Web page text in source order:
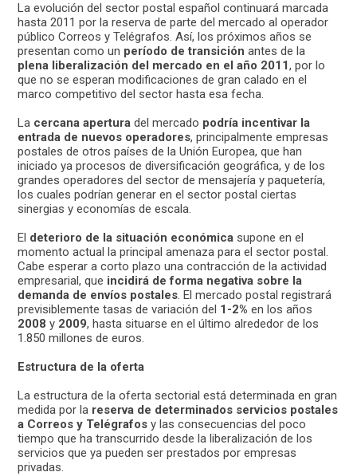
La evolución del sector postal español continuará marcada
hasta 2011 por la reserva de parte del mercado al operador
público Correos y Telégrafos. Así, los próximos años se
presentan como un período de transición antes de la
plena liberalización del mercado en el año 2011, por lo
que no se esperan modificaciones de gran calado en el
marco competitivo del sector hasta esa fecha.
La cercana apertura del mercado podría incentivar la
entrada de nuevos operadores, principalmente empresas
postales de otros países de la Unión Europea, que han
iniciado ya procesos de diversificación geográfica, y de los
grandes operadores del sector de mensajería y paquetería,
los cuales podrían generar en el sector postal ciertas
sinergias y economías de escala.
El deterioro de la situación económica supone en el
momento actual la principal amenaza para el sector postal.
Cabe esperar a corto plazo una contracción de la actividad
empresarial, que incidirá de forma negativa sobre la
demanda de envíos postales. El mercado postal registrará
previsiblemente tasas de variación del 1-2% en los años
2008 y 2009, hasta situarse en el último alrededor de los
1.850 millones de euros.
Estructura de la oferta
La estructura de la oferta sectorial está determinada en gran
medida por la reserva de determinados servicios postales
a Correos y Telégrafos y las consecuencias del poco
tiempo que ha transcurrido desde la liberalización de los
servicios que ya pueden ser prestados por empresas
privadas.